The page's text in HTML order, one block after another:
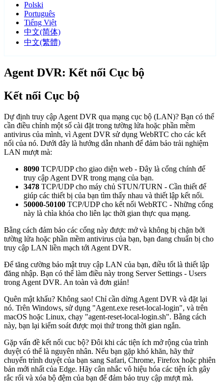
Polski
Português
Tiếng Việt
中文(简体)
中文(繁體)
Agent DVR: Kết nối Cục bộ
Kết nối Cục bộ
Dự định truy cập Agent DVR qua mạng cục bộ (LAN)? Bạn có thể
cần điều chỉnh một số cài đặt trong tường lửa hoặc phần mềm
antivirus của mình, vì Agent DVR sử dụng WebRTC cho các kết
nối của nó. Dưới đây là hướng dẫn nhanh để đảm bảo trải nghiệm
LAN mượt mà:
8090 TCP/UDP cho giao diện web - Đây là cổng chính để
truy cập Agent DVR trong mạng của bạn.
3478 TCP/UDP cho máy chủ STUN/TURN - Cần thiết để
giúp các thiết bị của bạn tìm thấy nhau và thiết lập kết nối.
50000-50100 TCP/UDP cho kết nối WebRTC - Những cổng
này là chìa khóa cho liên lạc thời gian thực qua mạng.
Bằng cách đảm bảo các cổng này được mở và không bị chặn bởi
tường lửa hoặc phần mềm antivirus của bạn, bạn đang chuẩn bị cho
truy cập LAN liền mạch tới Agent DVR.
Để tăng cường bảo mật truy cập LAN của bạn, điều tốt là thiết lập
đăng nhập. Bạn có thể làm điều này trong Server Settings - Users
trong Agent DVR. An toàn và đơn giản!
Quên mật khẩu? Không sao! Chỉ cần dừng Agent DVR và đặt lại
nó. Trên Windows, sử dụng "Agent.exe reset-local-login", và trên
macOS hoặc Linux, chạy "agent-reset-local-login.sh". Bằng cách
này, bạn lại kiểm soát được mọi thứ trong thời gian ngắn.
Gặp vấn đề kết nối cuc bộ? Đôi khi các tiện ích mở rộng của trình
duyệt có thể là nguyên nhân. Nếu bạn gặp khó khăn, hãy thử
chuyển trình duyệt của bạn sang Safari, Chrome, Firefox hoặc phiên
bản mới nhất của Edge. Hãy cân nhắc vô hiệu hóa các tiện ích gây
rắc rối và xóa bộ đệm của bạn để đảm bảo truy cập mượt mà.